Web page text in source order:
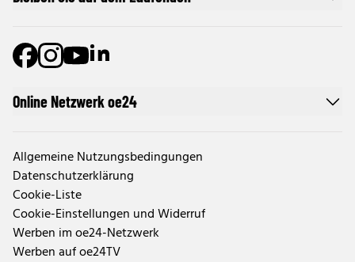
Online Netzwerk oe24
Allgemeine Nutzungsbedingungen
Datenschutzerklärung
Cookie-Liste
Cookie-Einstellungen und Widerruf
Werben im oe24-Netzwerk
Werben auf oe24TV